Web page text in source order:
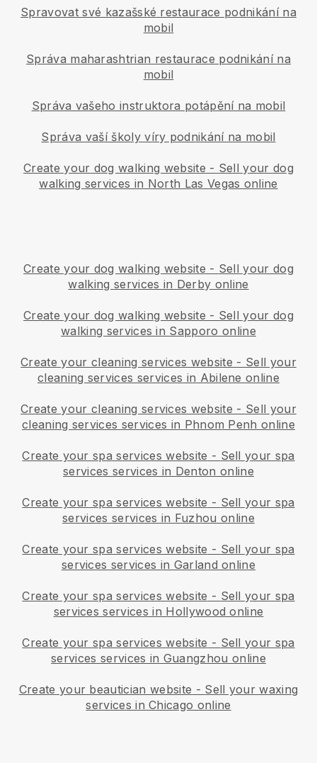
Spravovat své kazašské restaurace podnikání na
mobil
Správa maharashtrian restaurace podnikání na
mobil
Správa vašeho instruktora potápění na mobil
Správa vaší školy víry podnikání na mobil
Create your dog walking website - Sell your dog
walking services in North Las Vegas online
Create your dog walking website - Sell your dog
walking services in Derby online
Create your dog walking website - Sell your dog
walking services in Sapporo online
Create your cleaning services website - Sell your
cleaning services services in Abilene online
Create your cleaning services website - Sell your
cleaning services services in Phnom Penh online
Create your spa services website - Sell your spa
services services in Denton online
Create your spa services website - Sell your spa
services services in Fuzhou online
Create your spa services website - Sell your spa
services services in Garland online
Create your spa services website - Sell your spa
services services in Hollywood online
Create your spa services website - Sell your spa
services services in Guangzhou online
Create your beautician website - Sell your waxing
services in Chicago online